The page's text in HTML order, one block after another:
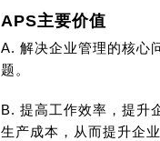
APS主要价值
A. 解决企业管理的核心
题。
B. 提高工作效率，提升
生产成本，从而提升企